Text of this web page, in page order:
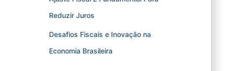
Reduzir Juros
Desafios Fiscais e Inovação na
Economia Brasileira